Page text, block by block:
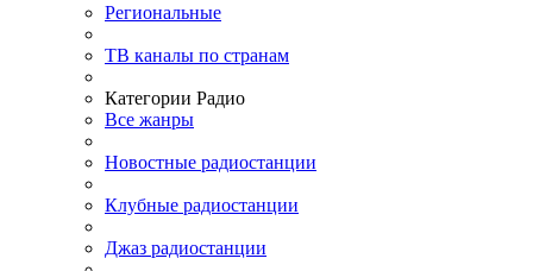
Региональные
ТВ каналы по странам
Категории Радио
Все жанры
Новостные радиостанции
Клубные радиостанции
Джаз радиостанции